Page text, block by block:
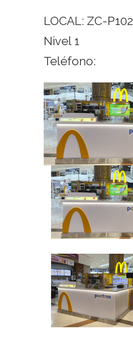
LOCAL: ZC-P102
Nivel 1
Teléfono: